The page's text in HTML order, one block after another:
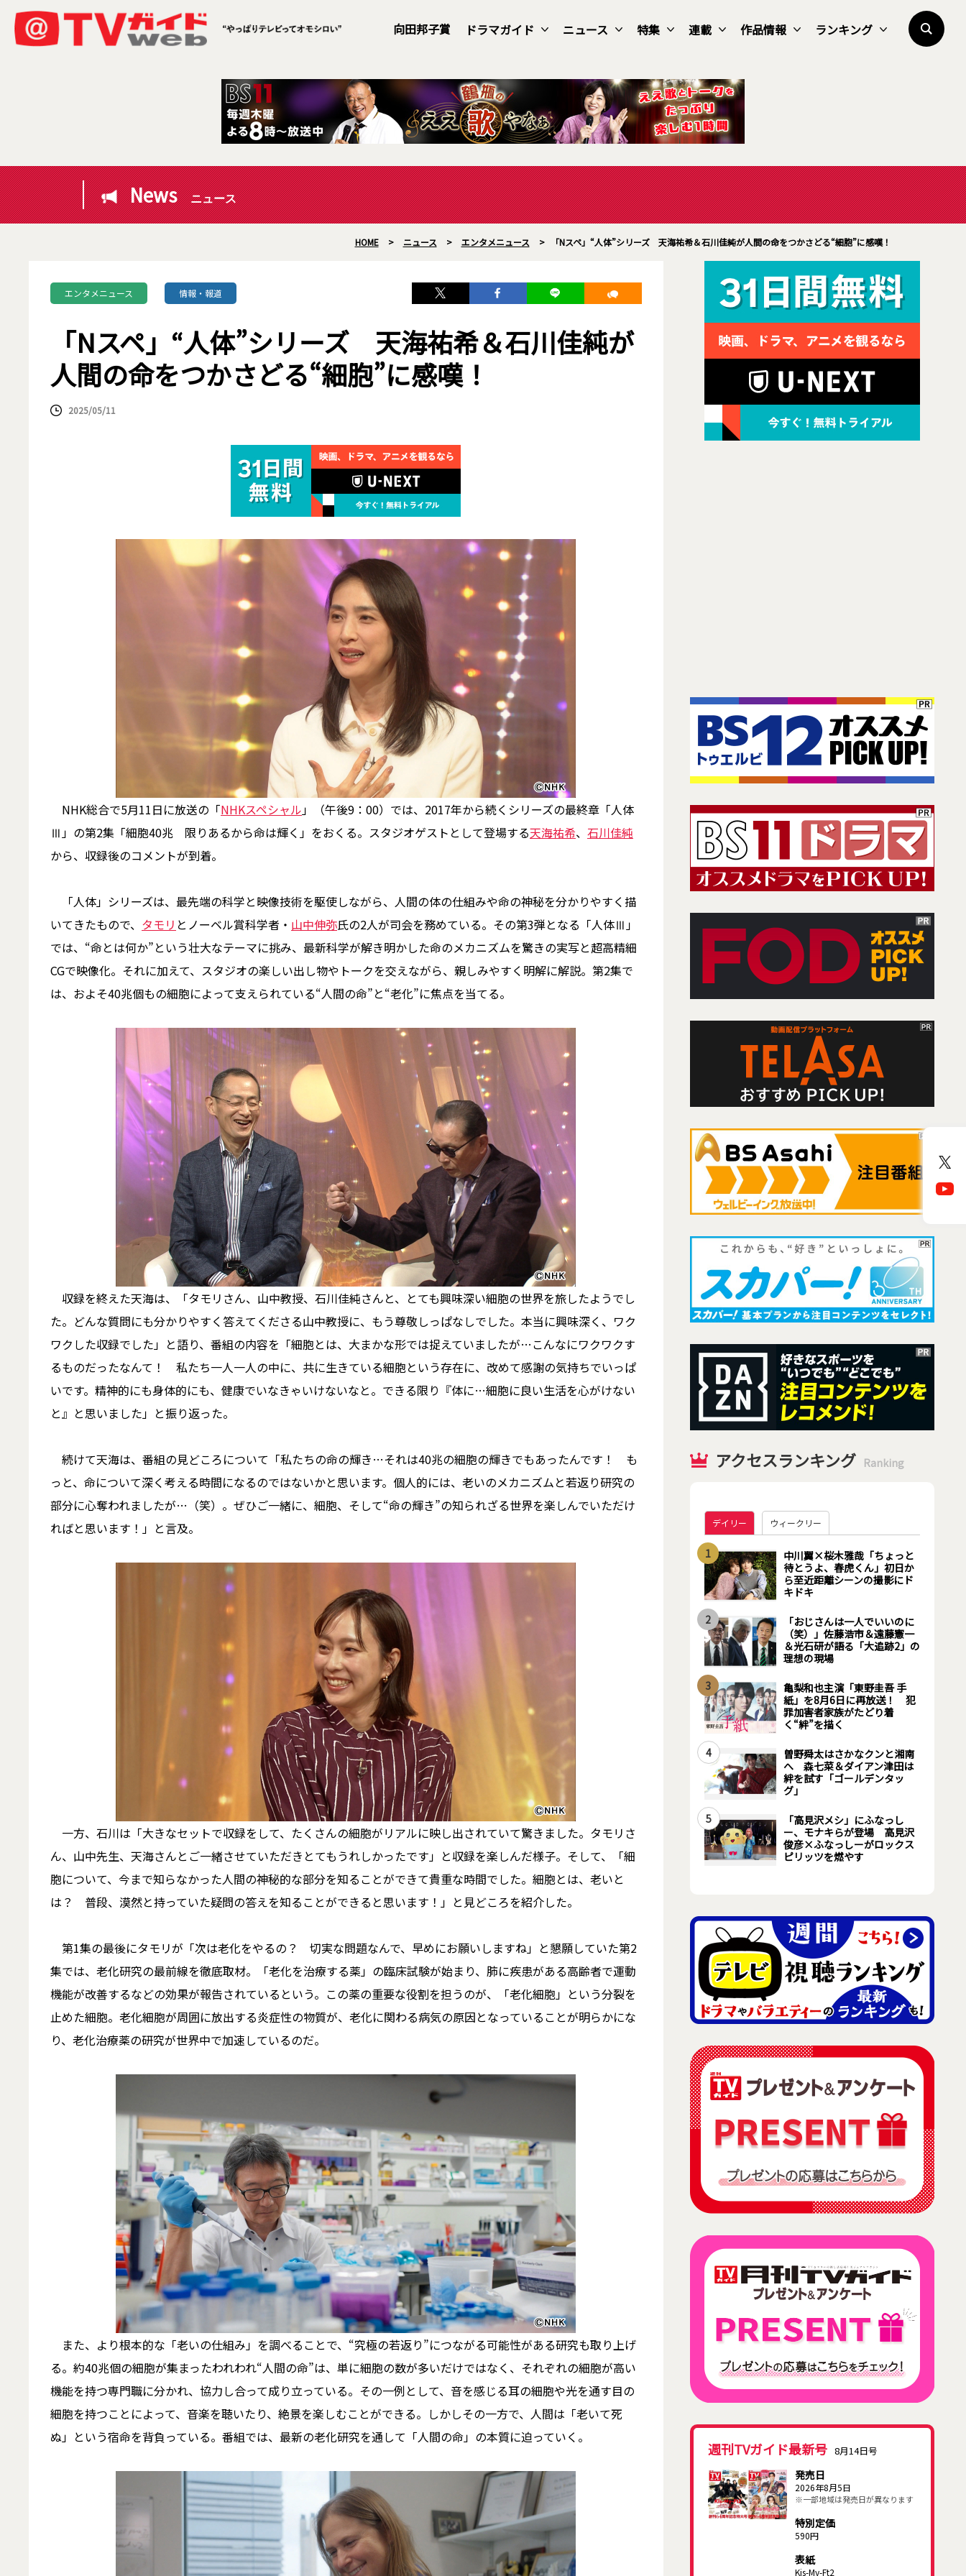
向田邦子賞 ドラマガイド ニュース 特集 連載 作品情報 ランキング
News ニュース
HOME > ニュース > エンタメニュース > 「Nスペ」“人体”シリーズ 天海祐希＆石川佳純が人間の命をつかさどる“細胞”に感嘆！
エンタメニュース 情報・報道
「Nスペ」“人体”シリーズ 天海祐希＆石川佳純が
人間の命をつかさどる“細胞”に感嘆！
2025/05/11
NHK総合で5月11日に放送の「NHKスペシャル」（午後9：00）では、2017年から続くシリーズの最終章「人体
Ⅲ」の第2集「細胞40兆 限りあるから命は輝く」をおくる。スタジオゲストとして登場する天海祐希、 石川佳純
から、収録後のコメントが到着。
「人体」シリーズは、最先端の科学と映像技術を駆使しながら、人間の体の仕組みや命の神秘を分かりやすく描
いてきたもので、 タモリ とノーベル賞科学者・ 山中伸弥氏の2人が司会を務めている。その第3弾となる「人体Ⅲ」
では、“命とは何か”という壮大なテーマに挑み、最新科学が解き明かした命のメカニズムを驚きの実写と超高精細
CGで映像化。それに加えて、スタジオの楽しい出し物やトークを交えながら、親しみやすく明解に解説。第2集で
は、およそ40兆個もの細胞によって支えられている“人間の命”と“老化”に焦点を当てる。
収録を終えた天海は、「タモリさん、山中教授、石川佳純さんと、とても興味深い細胞の世界を旅したようでし
た。どんな質問にも分かりやすく答えてくださる山中教授に、もう尊敬しっぱなしでした。本当に興味深く、ワク
ワクした収録でした」と語り、番組の内容を「細胞とは、大まかな形では捉えていましたが…こんなにワクワクす
るものだったなんて！ 私たち一人一人の中に、共に生きている細胞という存在に、改めて感謝の気持ちでいっぱ
いです。精神的にも身体的にも、健康でいなきゃいけないなと。できる限り『体に…細胞に良い生活を心がけない
と』と思いました」と振り返った。
続けて天海は、番組の見どころについて「私たちの命の輝き…それは40兆の細胞の輝きでもあったんです！ も
っと、命について深く考える時間になるのではないかと思います。個人的には、老いのメカニズムと若返り研究の
部分に心奪われましたが…（笑）。ぜひご一緒に、細胞、そして“命の輝き”の知られざる世界を楽しんでいただけ
ればと思います！」と言及。
一方、石川は「大きなセットで収録をして、たくさんの細胞がリアルに映し出されていて驚きました。タモリさ
ん、山中先生、天海さんとご一緒させていただきとてもうれしかったです」と収録を楽しんだ様子。そして、「細
胞について、今まで知らなかった人間の神秘的な部分を知ることができて貴重な時間でした。細胞とは、老いと
は？ 普段、漠然と持っていた疑問の答えを知ることができると思います！」と見どころを紹介した。
第1集の最後にタモリが「次は老化をやるの？ 切実な問題なんで、早めにお願いしますね」と懇願していた第2
集では、老化研究の最前線を徹底取材。「老化を治療する薬」の臨床試験が始まり、肺に疾患がある高齢者で運動
機能が改善するなどの効果が報告されているという。この薬の重要な役割を担うのが、「老化細胞」という分裂を
止めた細胞。老化細胞が周囲に放出する炎症性の物質が、老化に関わる病気の原因となっていることが明らかにな
り、老化治療薬の研究が世界中で加速しているのだ。
また、より根本的な「老いの仕組み」を調べることで、“究極の若返り”につながる可能性がある研究も取り上げ
る。約40兆個の細胞が集まったわれわれ“人間の命”は、単に細胞の数が多いだけではなく、それぞれの細胞が高い
機能を持つ専門職に分かれ、協力し合って成り立っている。その一例として、音を感じる耳の細胞や光を通す目の
細胞を持つことによって、音楽を聴いたり、絶景を楽しむことができる。しかしその一方で、人間は「老いて死
ぬ」という宿命を背負っている。番組では、最新の老化研究を通して「人間の命」の本質に迫っていく。
アクセスランキング Ranking
デイリー ウィークリー
1
中川翼×桜木雅哉「ちょっと
待とうよ、春虎くん」初日か
ら至近距離シーンの撮影にド
キドキ
2
「おじさんは一人でいいのに
（笑）」佐藤浩市＆遠藤憲一
＆光石研が語る「大追跡2」の
理想の現場
3
亀梨和也主演「東野圭吾 手
紙」を8月6日に再放送！ 犯
罪加害者家族がたどり着
く“絆”を描く
4
曽野舜太はさかなクンと湘南
へ 森七菜＆ダイアン津田は
絆を試す「ゴールデンタッ
グ」
5
「高見沢メシ」にふなっし
ー、モナキらが登場 高見沢
俊彦×ふなっしーがロックス
ピリッツを燃やす
週刊TVガイド最新号 8月14日号
発売日
2026年8月5日
※一部地域は発売日が異なります
特別定価
590円
表紙
Kis-My-Ft2